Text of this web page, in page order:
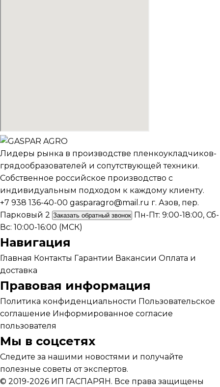
Лидеры рынка в производстве пленкоукладчиков-
грядообразователей и сопутствующей техники.
Собственное российское производство с
индивидуальным подходом к каждому клиенту.
+7 938 136-40-00 gasparagro@mail.ru г. Азов, пер.
Парковый 2 Заказать обратный звонок Пн-Пт: 9:00-18:00, Сб-
Вс: 10:00-16:00 (МСК)
Навигация
Главная Контакты Гарантии Вакансии Оплата и
доставка
Правовая информация
Политика конфиденциальности Пользовательское
соглашение Информированное согласие
пользователя
Мы в соцсетях
Следите за нашими новостями и получайте
полезные советы от экспертов.
© 2019-2026 ИП ГАСПАРЯН. Все права защищены